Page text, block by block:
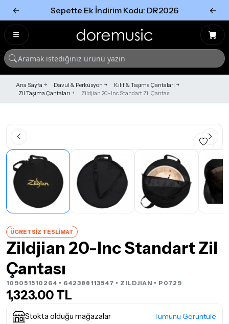
← Sepette Ek İndirim Kodu: DR2026 ←
Ana Sayfa Davul & Perküsyon
Kılıf & Taşıma Çantaları
Zil Taşıma Çantaları
Zildjian 20-Inc Standart Zil Çantası
ÜCRETSİZ TESLİMAT
Zildjian 20-Inc Standart Zil
Çantası
109051510264 • 642388113547 • ZILDJIAN • P0729
1,323.00 TL
Stokta olduğu mağazalar Tümünü Görüntüle
Tümünü Gör
Tümünü gör